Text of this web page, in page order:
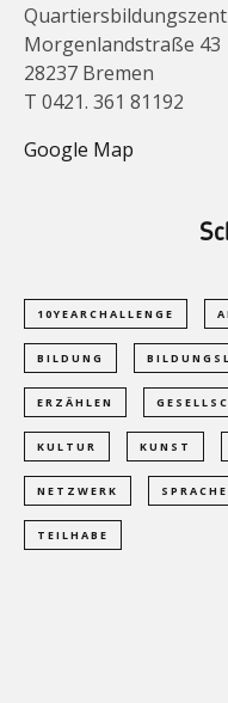
Morgenlandstraße 43
28237 Bremen
T 0421. 361 81192
Google Map
10YEARCHALLENGE
BILDUNG
ERZÄHLEN
KULTUR KUNST
NETZWERK SPRACHE
TEILHABE